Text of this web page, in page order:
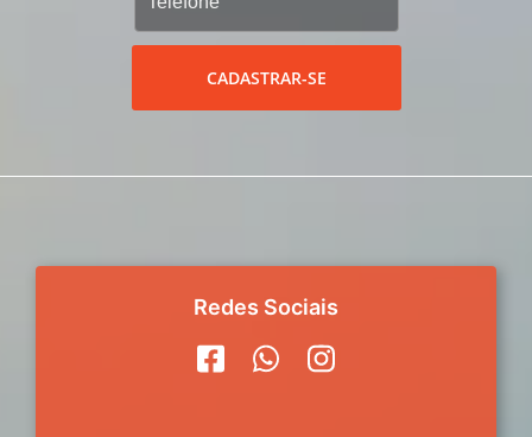
CADASTRAR-SE
Redes Sociais